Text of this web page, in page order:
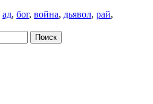
ад, бог, война, дьявол, рай,